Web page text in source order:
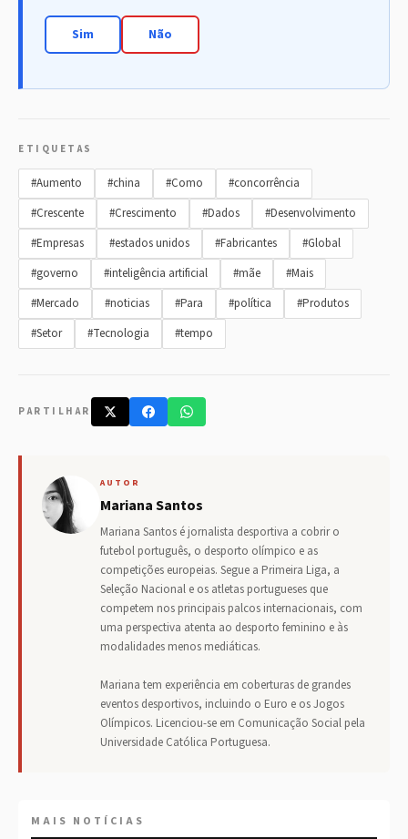
Sim Não
ETIQUETAS
#Aumento #china #Como
#concorrência
#Crescente
#Crescimento #Dados
#Desenvolvimento
#Empresas
#estados unidos #Fabricantes
#Global
#governo
#inteligência artificial #mãe
#Mais
#Mercado
#noticias #Para #política
#Produtos
#Setor
#Tecnologia #tempo
PARTILHAR
AUTOR
Mariana Santos
Mariana Santos é jornalista desportiva a cobrir o
futebol português, o desporto olímpico e as
competições europeias. Segue a Primeira Liga, a
Seleção Nacional e os atletas portugueses que
competem nos principais palcos internacionais, com
uma perspectiva atenta ao desporto feminino e às
modalidades menos mediáticas.
Mariana tem experiência em coberturas de grandes
eventos desportivos, incluindo o Euro e os Jogos
Olímpicos. Licenciou-se em Comunicação Social pela
Universidade Católica Portuguesa.
MAIS NOTÍCIAS